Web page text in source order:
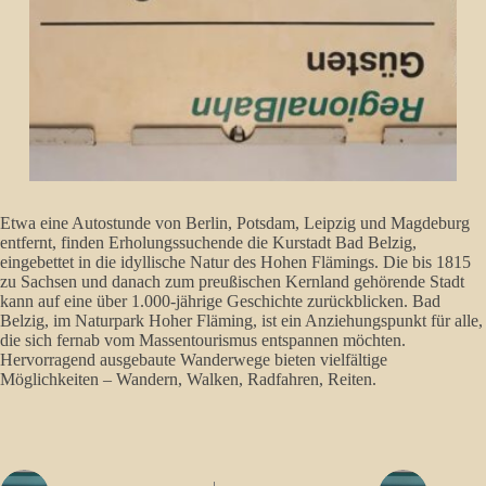
Etwa eine Autostunde von Berlin, Potsdam, Leipzig und Magdeburg
entfernt, finden Erholungssuchende die Kurstadt Bad Belzig,
eingebettet in die idyllische Natur des Hohen Flämings. Die bis 1815
zu Sachsen und danach zum preußischen Kernland gehörende Stadt
kann auf eine über 1.000-jährige Geschichte zurückblicken. Bad
Belzig, im Naturpark Hoher Fläming, ist ein Anziehungspunkt für alle,
die sich fernab vom Massentourismus entspannen möchten.
Hervorragend ausgebaute Wanderwege bieten vielfältige
Möglichkeiten – Wandern, Walken, Radfahren, Reiten.